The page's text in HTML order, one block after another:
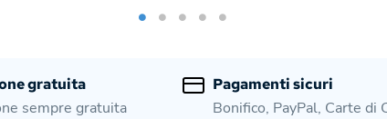
gratuita
sempre gratuita
Pagamenti sicuri
Bonifico, PayPal, Carte di